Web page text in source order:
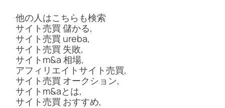
他の人はこちらも検索
サイト売買 儲かる,
サイト売買 ureba,
サイト売買 失敗,
サイトm&a 相場,
アフィリエイトサイト売買,
サイト売買 オークション,
サイトm&aとは,
サイト売買 おすすめ,